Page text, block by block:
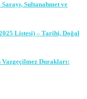
Sultanahmet ve
Listesi) – Tarihi, Doğal
Vazgeçilmez Durakları: